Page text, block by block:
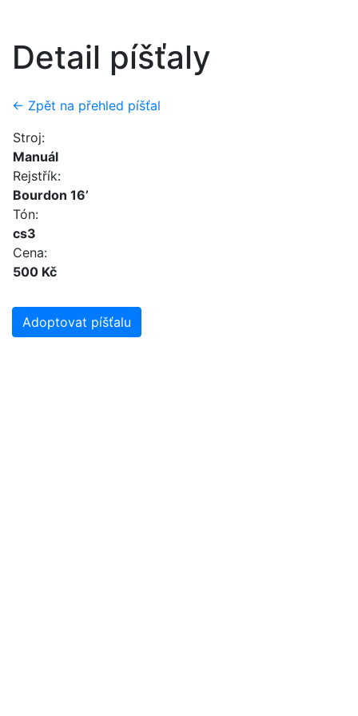
Detail píšťaly
← Zpět na přehled píšťal
Stroj:
Manuál
Rejstřík:
Bourdon 16’
Tón:
cs3
Cena:
500 Kč
Adoptovat píšťalu